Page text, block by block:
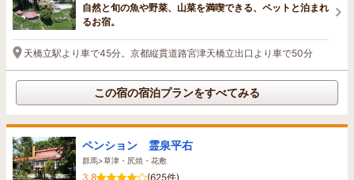
自然と旬の魚や野菜、山菜を満喫できる、ペットと泊まれ
るお宿。
天橋立駅より車で45分。京都縦貫道路宮津天橋立出口より車で50分
この宿の宿泊プランをすべてみる
ペンション 霊泉平右
群馬>草津・尻焼・花敷
3.8 (625件)